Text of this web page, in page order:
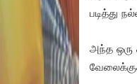
படித்து
அந்த ஒரு